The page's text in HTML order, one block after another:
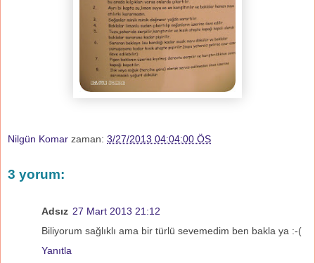
Nilgün Komar zaman: 3/27/2013 04:04:00 ÖS
3 yorum:
Adsız 27 Mart 2013 21:12
Biliyorum sağlıklı ama bir türlü sevemedim ben bakla ya :-(
Yanıtla